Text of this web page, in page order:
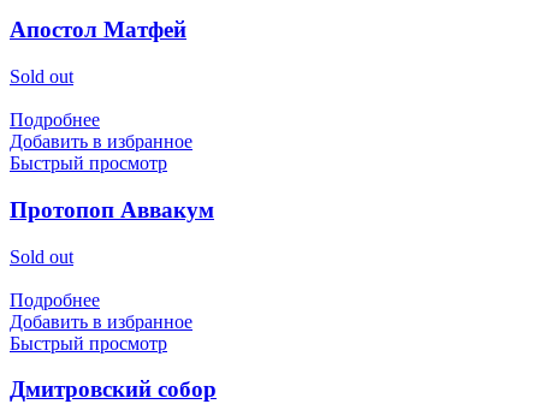
Апостол Матфей
Sold out
Подробнее
Добавить в избранное
Быстрый просмотр
Протопоп Аввакум
Sold out
Подробнее
Добавить в избранное
Быстрый просмотр
Дмитровский собор